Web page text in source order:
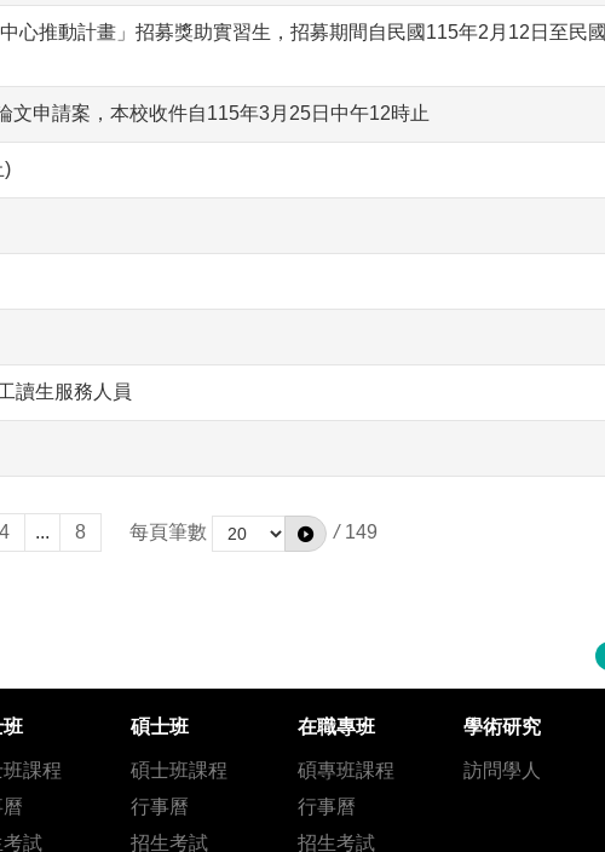
心推動計畫」招募獎助實習生，招募期間自民國115年2月12日至民國
文申請案，本校收件自115年3月25日中午12時止
)
讀生服務人員
4 ... 8 每頁筆數 / 149
課程
試
碩士班
碩士班課程
行事曆
招生考試
在職專班
碩專班課程
行事曆
招生考試
學術研究
訪問學人